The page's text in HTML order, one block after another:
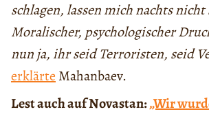
schlagen, lassen mich nachts nicht
Moralischer, psychologischer
nun ja, ihr seid Terroristen, seid
erklärte Mahanbaev.
Lest auch auf Novastan:„Wir